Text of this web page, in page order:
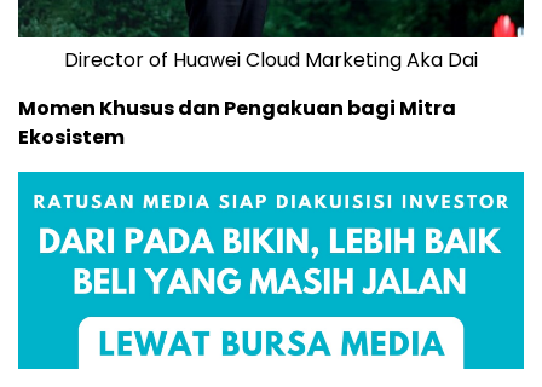
Director of Huawei Cloud Marketing Aka Dai
Momen Khusus dan Pengakuan bagi Mitra
Ekosistem